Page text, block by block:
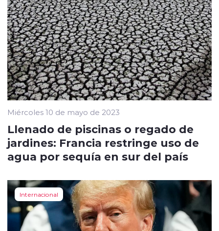
Miércoles 10 de mayo de 2023
Llenado de piscinas o regado de
jardines: Francia restringe uso de
agua por sequía en sur del país
Internacional